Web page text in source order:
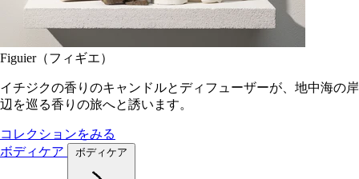
Figuier（フィギエ）
イチジクの香りのキャンドルとディフューザーが、地中海の岸
辺を巡る香りの旅へと誘います。
コレクションをみる
ボディケア
ボディケア